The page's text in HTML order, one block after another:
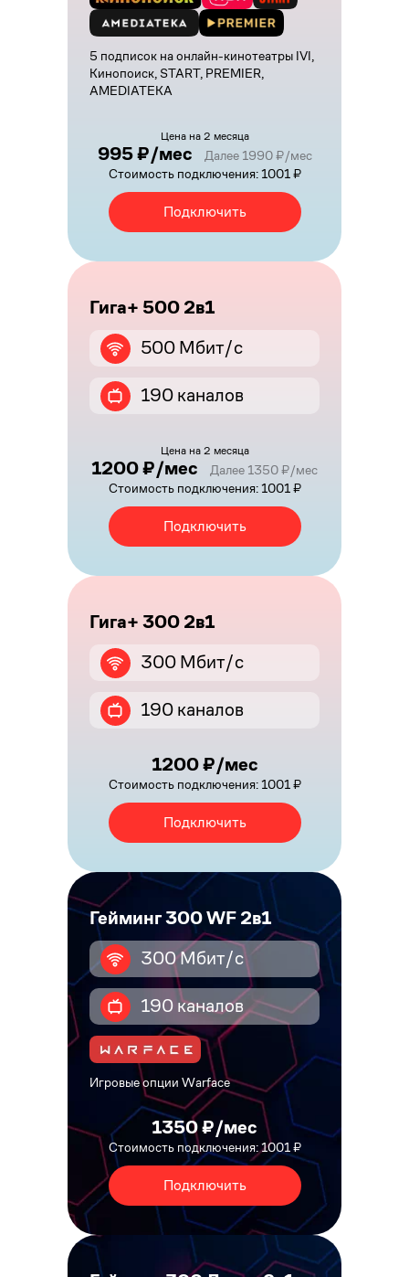
5 подписок на онлайн-кинотеатры IVI,
Кинопоиск, START, PREMIER,
AMEDIATEKA
Цена на 2 месяца
995 ₽/мес
Далее 1990 ₽/мес
Стоимость подключения: 1001 ₽
Подключить
Гига+ 500 2в1
500 Мбит/с
190 каналов
Цена на 2 месяца
1200 ₽/мес
Далее 1350 ₽/мес
Стоимость подключения: 1001 ₽
Подключить
Гига+ 300 2в1
300 Мбит/с
190 каналов
1200 ₽/мес
Стоимость подключения: 1001 ₽
Подключить
Гейминг 300 WF 2в1
300 Мбит/с
190 каналов
Игровые опции Warface
1350 ₽/мес
Стоимость подключения: 1001 ₽
Подключить